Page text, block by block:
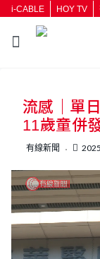
i-CABLE HOY TV
流感｜單
11歲童併
有線新聞